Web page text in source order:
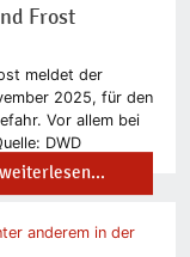
Frost
meldet der
2025, für den
Vor allem bei
DWD
weiterlesen...